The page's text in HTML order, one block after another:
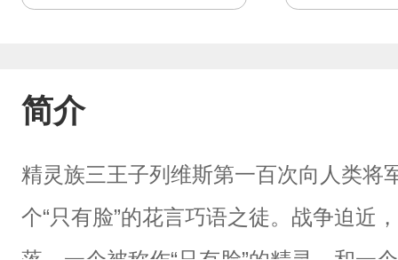
简介
精灵族三王子列维斯第一百次向人类将
个“只有脸”的花言巧语之徒。战争迫近